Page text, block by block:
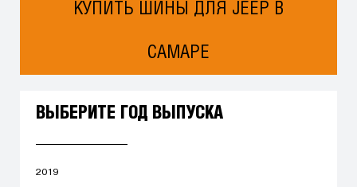
КУПИТЬ ШИНЫ ДЛЯ JEEP В
САМАРЕ
ВЫБЕРИТЕ ГОД ВЫПУСКА
2019